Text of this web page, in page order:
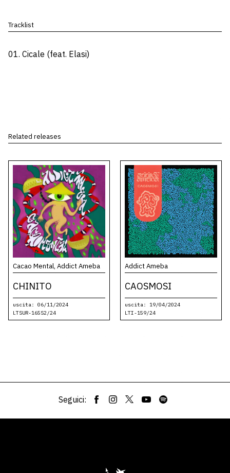
Tracklist
01. Cicale (feat. Elasi)
Related releases
Cacao Mental, Addict Ameba
CHINITO
uscita: 06/11/2024
LTSUR-165S2/24
Addict Ameba
CAOSMOSI
uscita: 19/04/2024
LTI-159/24
Seguici: